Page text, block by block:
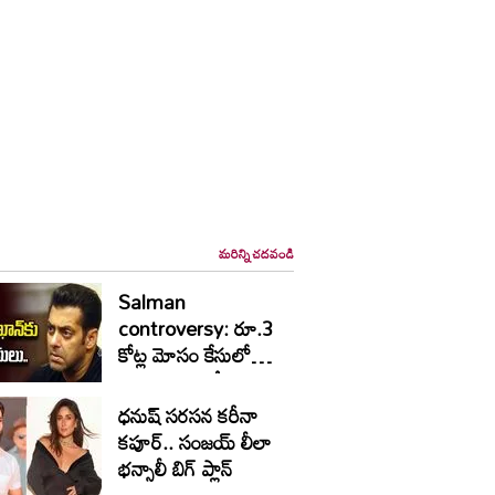
మరిన్ని చదవండి
Salman
controversy: రూ.3
కోట్ల మోసం కేసులో
విచారణకు ఆదేశం
ధనుష్ సరసన కరీనా
కపూర్.. సంజయ్ లీలా
భన్సాలీ బిగ్ ప్లాన్